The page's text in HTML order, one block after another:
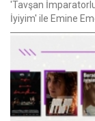
'Tavşan
İyiyim' ile Emine